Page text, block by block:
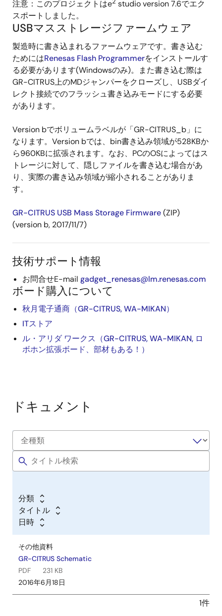
注意：このプロジェクトはe studio version 7.6でエク
スポートしました。
USBマスストレージファームウェア
製造時に書き込まれるファームウェアです。書き込む
ためにはRenesas Flash Programmerをインストールす
る必要があります(Windowsのみ)。また書き込む際は
GR-CITRUS上のMDジャンパーをクローズし、USBダイ
レクト接続でのフラッシュ書き込みモードにする必要
があります。
Version bでボリュームラベルが「GR-CITRUS_b」に
なります。Version bでは、bin書き込み領域が528KBか
ら960KBに拡張されます。なお、PCのOSによってはス
トレージに対して、隠しファイルを書き込む場合があ
り、実際の書き込み領域が縮小されることがありま
す。
GR-CITRUS USB Mass Storage Firmware(ZIP)
(version b, 2017/11/7)
技術サポート情報
お問合せE-mail gadget_renesas@lm.renesas.com
ボード購入について
秋月電子通商（GR-CITRUS, WA-MIKAN）
ITストア
ル・アリダ ワークス（GR-CITRUS, WA-MIKAN, ロ
ボホン拡張ボード、部材もある！）
ドキュメント
分類
タイトル
日時
その他資料
GR-CITRUS Schematic
PDF
231 KB
2016年6月18日
1件